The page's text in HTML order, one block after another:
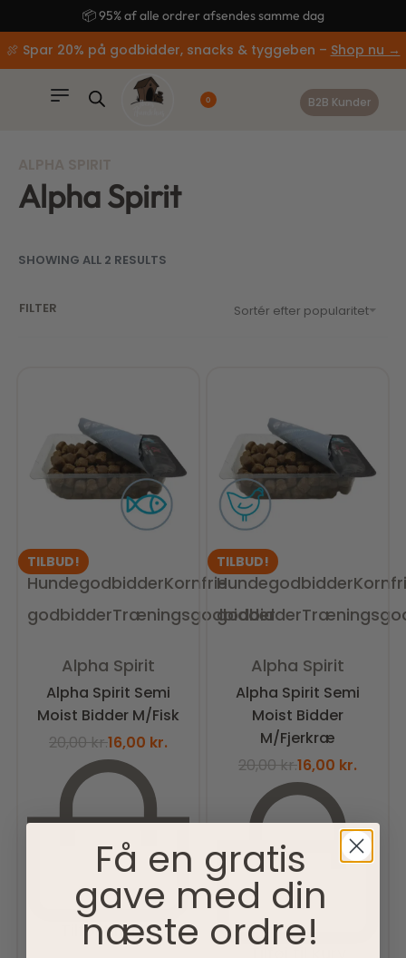
📦 95% af alle ordrer afsendes samme dag
🍖 Spar 20% på godbidder, snacks & tyggeben – Shop nu →
0 B2B Kunder
Alpha Spirit
SHOWING ALL 2 RESULTS
Sortér efter popularitet
FILTER
TILBUD!
HundegodbidderKornfrie
godbidderTræningsgodbidder
Alpha Spirit
Alpha Spirit Semi
Moist Bidder M/Fisk
20,00kr.16,00 kr.
Tilføj til kurv
TILBUD!
Hundegodbidder
godbidder
Alpha Spirit
Alpha Spirit Semi
Moist Bidder
M/Fjerkræ
20,00kr.16,00 kr.
Få en gratis
gave med din
næste ordre!